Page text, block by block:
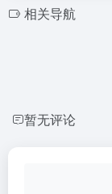
相关导航
暂无评论